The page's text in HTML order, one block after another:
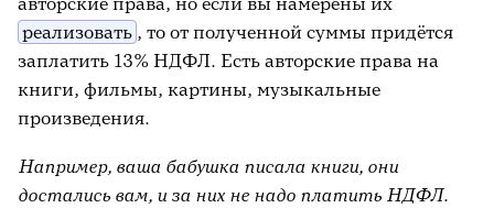
реализовать , то от полученной суммы придётся
заплатить 13% НДФЛ. Есть авторские права на
книги, фильмы, картины, музыкальные
произведения.
Например, ваша бабушка писала книги, они
достались вам, и за них не надо платить НДФЛ.